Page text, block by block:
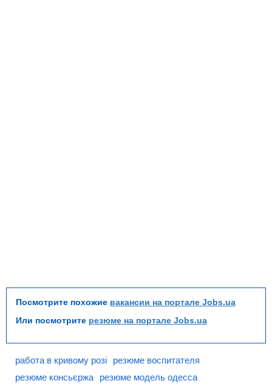
Посмотрите похожие вакансии на портале Jobs.ua
Или посмотрите резюме на портале Jobs.ua
работа в кривому розі
резюме воспитателя
резюме консьєржа
резюме модель одесса